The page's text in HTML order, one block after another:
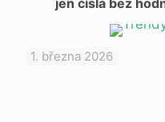
1. března 2026